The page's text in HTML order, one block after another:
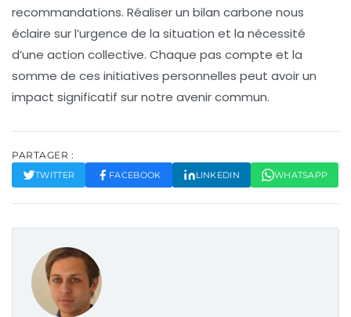
recommandations. Réaliser un bilan carbone nous
éclaire sur l’urgence de la situation et la nécessité
d’une action collective. Chaque pas compte et la
somme de ces initiatives personnelles peut avoir un
impact significatif sur notre avenir commun.
PARTAGER :
TWITTER FACEBOOK LINKEDIN WHATSAPP